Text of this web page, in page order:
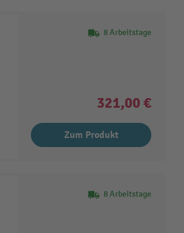
8 Arbeitstage
321,00 €
Zum Produkt
8 Arbeitstage